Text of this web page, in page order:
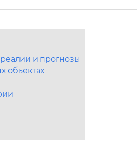
и прогнозы
объектах